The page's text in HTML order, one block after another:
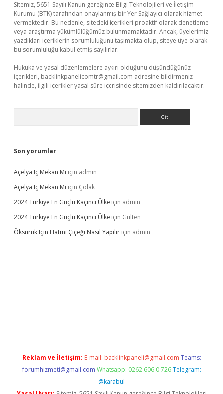
Sitemiz, 5651 Sayılı Kanun gereğince Bilgi Teknolojileri ve İletişim
Kurumu (BTK) tarafından onaylanmış bir Yer Sağlayıcı olarak hizmet
vermektedir. Bu nedenle, sitedeki içerikleri proaktif olarak denetleme
veya araştırma yükümlülüğümüz bulunmamaktadır. Ancak, üyelerimiz
yazdıkları içeriklerin sorumluluğunu taşımakta olup, siteye üye olarak
bu sorumluluğu kabul etmiş sayılırlar.
Hukuka ve yasal düzenlemelere aykırı olduğunu düşündüğünüz
içerikleri, backlinkpanelicomtr@gmail.com adresine bildirmeniz
halinde, ilgili içerikler yasal süre içerisinde sitemizden kaldırılacaktır.
Son yorumlar
Açelya Iç Mekan Mı için admin
Açelya Iç Mekan Mı için Çolak
2024 Türkiye En Güçlü Kaçıncı Ülke için admin
2024 Türkiye En Güçlü Kaçıncı Ülke için Gülten
Öksürük Için Hatmi Çiçeği Nasıl Yapılır için admin
Reklam ve İletişim: E-mail: backlinkpaneli@gmail.com Teams:
forumhizmeti@gmail.com Whatsapp: 0262 606 0 726 Telegram:
@karabul